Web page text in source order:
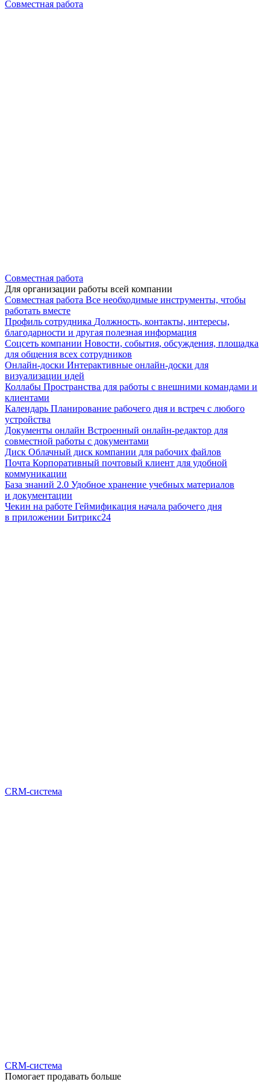
Совместная работа
Совместная работа
Для организации работы всей компании
Совместная работа Все необходимые инструменты, чтобы
работать вместе
Профиль сотрудника Должность, контакты, интересы,
благодарности и другая полезная информация
Соцсеть компании Новости, события, обсуждения, площадка
для общения всех сотрудников
Онлайн-доски Интерактивные онлайн-доски для
визуализации идей
Коллабы Пространства для работы с внешними командами и
клиентами
Календарь Планирование рабочего дня и встреч с любого
устройства
Документы онлайн Встроенный онлайн-редактор для
совместной работы с документами
Диск Облачный диск компании для рабочих файлов
Почта Корпоративный почтовый клиент для удобной
коммуникации
База знаний 2.0 Удобное хранение учебных материалов
и документации
Чекин на работе Геймификация начала рабочего дня
в приложении Битрикс24
CRM-система
CRM-система
Помогает продавать больше